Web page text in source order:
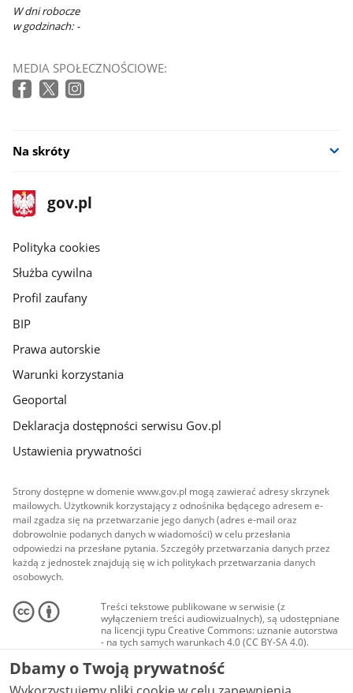
W dni robocze
w godzinach: -
MEDIA SPOŁECZNOŚCIOWE:
Na skróty
stopka
gov.pl
Strona
gov.pl
gov.pl
Polityka cookies
Służba cywilna
Profil zaufany
BIP
Prawa autorskie
Warunki korzystania
Geoportal
Deklaracja dostępności serwisu Gov.pl
Ustawienia prywatności
Strony dostępne w domenie www.gov.pl mogą zawierać adresy skrzynek
mailowych. Użytkownik korzystający z odnośnika będącego adresem e-
mail zgadza się na przetwarzanie jego danych (adres e-mail oraz
dobrowolnie podanych danych w wiadomości) w celu przesłania
odpowiedzi na przesłane pytania. Szczegóły przetwarzania danych przez
każdą z jednostek znajdują się w ich politykach przetwarzania danych
osobowych.
Treści tekstowe publikowane w serwisie (z
wyłączeniem treści audiowizualnych), są udostępniane
na licencji typu Creative Commons: uznanie autorstwa
- na tych samych warunkach 4.0 (CC BY-SA 4.0).
Materiały audiowizualne, w tym zdjęcia, materiały
audio i wideo, są udostępniane na licencji typu
Creative Commons: uznanie autorstwa użycie
niekomercyjne - bez utworów zależnych 4.0 (CC BY-
Dbamy o Twoją prywatność